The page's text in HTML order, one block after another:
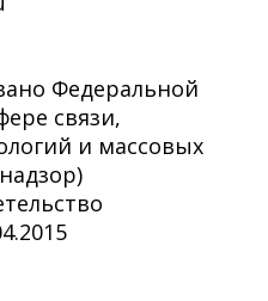
Федеральной
связи,
и массовых